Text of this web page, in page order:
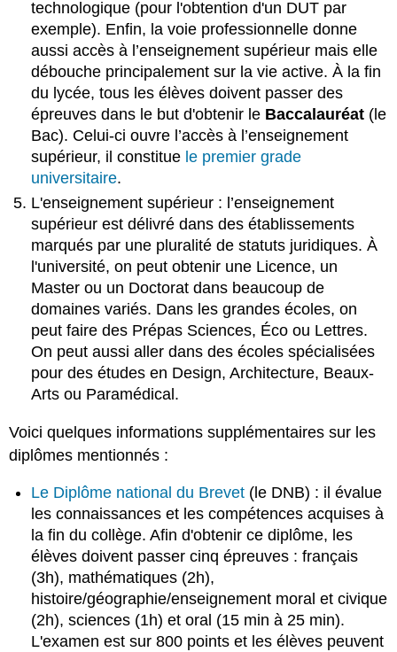
2
:
Le
milieu
médical
Exercice
3
:
Les
symptômes
du
Burn-
Out
Exercice
4
:
Les
solutions
au
Burn-
Out
technologique (pour l'obtention d'un DUT par
exemple). Enfin, la voie professionnelle donne
aussi accès à l’enseignement supérieur mais elle
débouche principalement sur la vie active. À la fin
du lycée, tous les élèves doivent passer des
épreuves dans le but d'obtenir le Baccalauréat (le
Bac). Celui-ci ouvre l’accès à l’enseignement
supérieur, il constitue le premier grade
universitaire.
L'enseignement supérieur : l’enseignement
supérieur est délivré dans des établissements
marqués par une pluralité de statuts juridiques. À
l'université, on peut obtenir une Licence, un
Master ou un Doctorat dans beaucoup de
domaines variés. Dans les grandes écoles, on
peut faire des Prépas Sciences, Éco ou Lettres.
On peut aussi aller dans des écoles spécialisées
pour des études en Design, Architecture, Beaux-
Arts ou Paramédical.
Voici quelques informations supplémentaires sur les
diplômes mentionnés :
Le Diplôme national du Brevet (le DNB) : il évalue
les connaissances et les compétences acquises à
la fin du collège. Afin d'obtenir ce diplôme, les
élèves doivent passer cinq épreuves : français
(3h), mathématiques (2h),
histoire/géographie/enseignement moral et civique
(2h), sciences (1h) et oral (15 min à 25 min).
L'examen est sur 800 points et les élèves peuvent